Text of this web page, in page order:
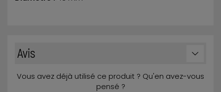
Avis
Vous avez déjà utilisé ce produit ? Qu'en avez-vous
pensé ?